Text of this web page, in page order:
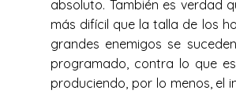
absoluto. También es verdad
más difícil que la talla de los
grandes enemigos se
programado, contra lo que
produciendo, por lo menos, el